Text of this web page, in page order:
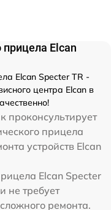
Elcan
Elcan Specter TR -
центра Elcan в
проконсультирует
прицела
устройств Elcan
Elcan Specter
не требует
ремонта.